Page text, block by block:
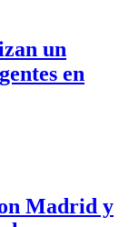
un
en
Madrid y